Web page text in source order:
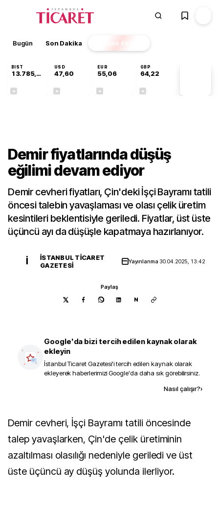
Bugün Son Dakika Finans EKSTRA
BIST
13.785,93
USD
47,60
EUR
55,06
GBP
64,22
Demir fiyatlarında düşüş
eğilimi devam ediyor
Demir cevheri fiyatları, Çin'deki İşçi Bayramı tatili
öncesi talebin yavaşlaması ve olası çelik üretim
kesintileri beklentisiyle geriledi. Fiyatlar, üst üste
üçüncü ayı da düşüşle kapatmaya hazırlanıyor.
İ
İSTANBUL TICARET
GAZETESI
Yayınlanma 30.04.2025, 13:42
Paylaş
N
Google'da bizi tercih edilen kaynak olarak
ekleyin
İstanbul Ticaret Gazetesi'i tercih edilen kaynak olarak
ekleyerek haberlerimizi Google'da daha sık görebilirsiniz.
Nasıl çalışır?›
Demir cevheri, İşçi Bayramı tatili öncesinde
talep yavaşlarken, Çin'de çelik üretiminin
azaltılması olasılığı nedeniyle geriledi ve üst
üste üçüncü ay düşüş yolunda ilerliyor.